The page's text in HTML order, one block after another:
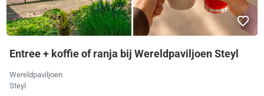
Entree + koffie of ranja bij Wereldpaviljoen Steyl
Wereldpaviljoen
Steyl